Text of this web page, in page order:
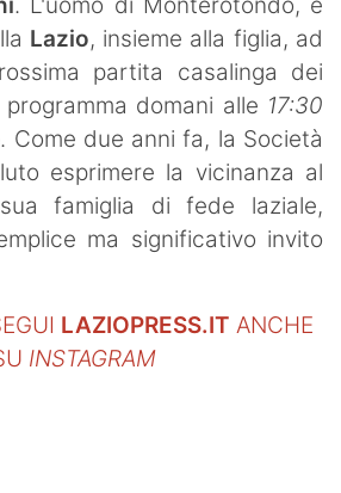
Lazio, insieme alla figlia, ad
partita casalinga dei
domani alle 17:30
. Come due anni fa, la Società
esprimere la vicinanza al
famiglia di fede laziale,
ma significativo invito
LAZIOPRESS.IT ANCHE
INSTAGRAM